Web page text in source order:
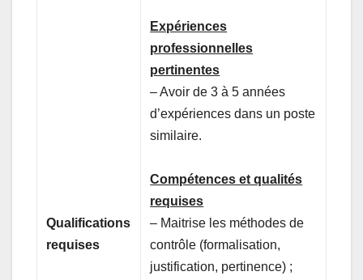
Qualifications
requises
Expériences
professionnelles
pertinentes
– Avoir de 3 à 5 années
d’expériences dans un poste
similaire.
Compétences et qualités
requises
– Maitrise les méthodes de
contrôle (formalisation,
justification, pertinence) ;